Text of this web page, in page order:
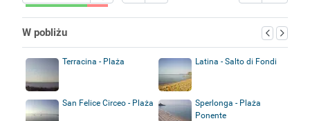
W pobliżu
Terracina - Plaża Latina - Salto di Fondi
San Felice Circeo - Plaża
Sperlonga - Plaża
Ponente